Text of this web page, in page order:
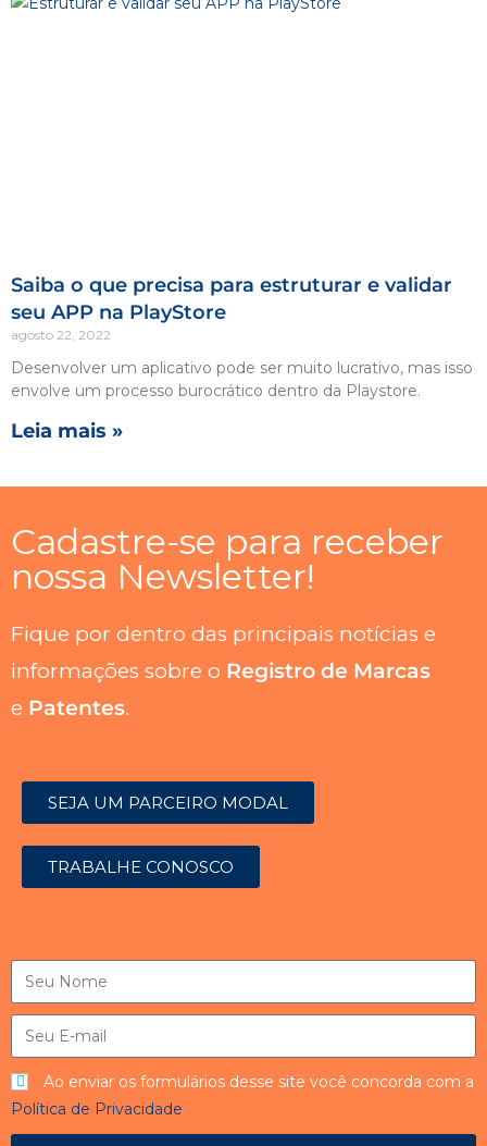
Saiba o que precisa para estruturar e validar
seu APP na PlayStore
agosto 22, 2022
Desenvolver um aplicativo pode ser muito lucrativo, mas isso
envolve um processo burocrático dentro da Playstore.
Leia mais »
Cadastre-se para receber
nossa Newsletter!
Fique por dentro das principais notícias e
informações sobre o Registro de Marcas
e Patentes.
SEJA UM PARCEIRO MODAL
TRABALHE CONOSCO
Ao enviar os formulários desse site você concorda com a
Política de Privacidade